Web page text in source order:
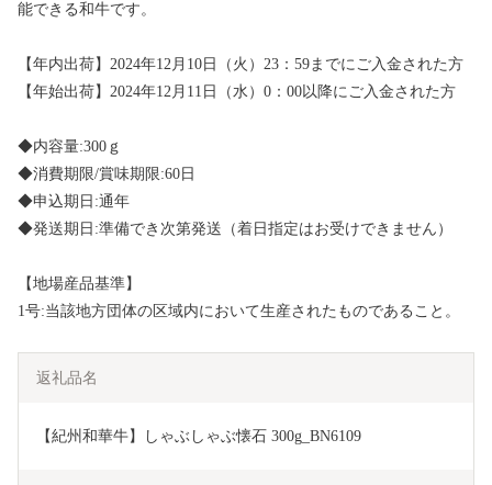
能できる和牛です。
【年内出荷】2024年12月10日（火）23：59までにご入金された方
【年始出荷】2024年12月11日（水）0：00以降にご入金された方
◆内容量:300ｇ
◆消費期限/賞味期限:60日
◆申込期日:通年
◆発送期日:準備でき次第発送（着日指定はお受けできません）
【地場産品基準】
1号:当該地方団体の区域内において生産されたものであること。
返礼品名
【紀州和華牛】しゃぶしゃぶ懐石 300g_BN6109